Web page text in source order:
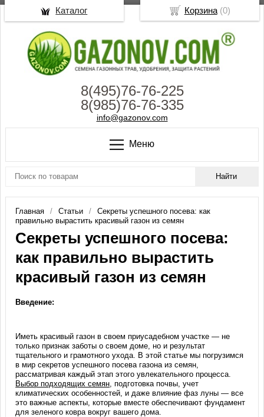
8(495)76-76-225
8(985)76-76-335
info@gazonov.com
Меню
Главная Статьи
Секреты успешного посева: как
правильно вырастить красивый газон из семян
Секреты успешного посева:
как правильно вырастить
красивый газон из семян
Введение:
Иметь красивый газон в своем приусадебном участке — не
только признак заботы о своем доме, но и результат
тщательного и грамотного ухода. В этой статье мы погрузимся
в мир секретов успешного посева газона из семян,
рассматривая каждый этап этого увлекательного процесса.
Выбор подходящих семян , подготовка почвы, учет
климатических особенностей, и даже влияние фаз луны — все
это важные аспекты, которые вместе обеспечивают фундамент
для зеленого ковра вокруг вашего дома.
Корзина(0)
Каталог